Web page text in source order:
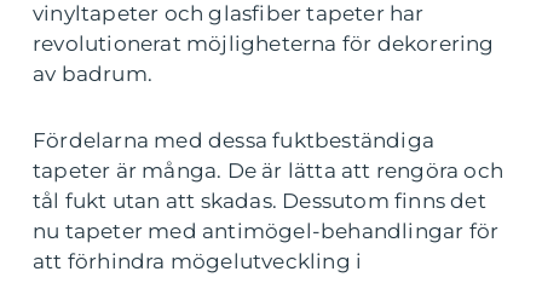
vinyltapeter och glasfiber tapeter har
revolutionerat möjligheterna för dekorering
av badrum.
Fördelarna med dessa fuktbeständiga
tapeter är många. De är lätta att rengöra och
tål fukt utan att skadas. Dessutom finns det
nu tapeter med antimögel-behandlingar för
att förhindra mögelutveckling i